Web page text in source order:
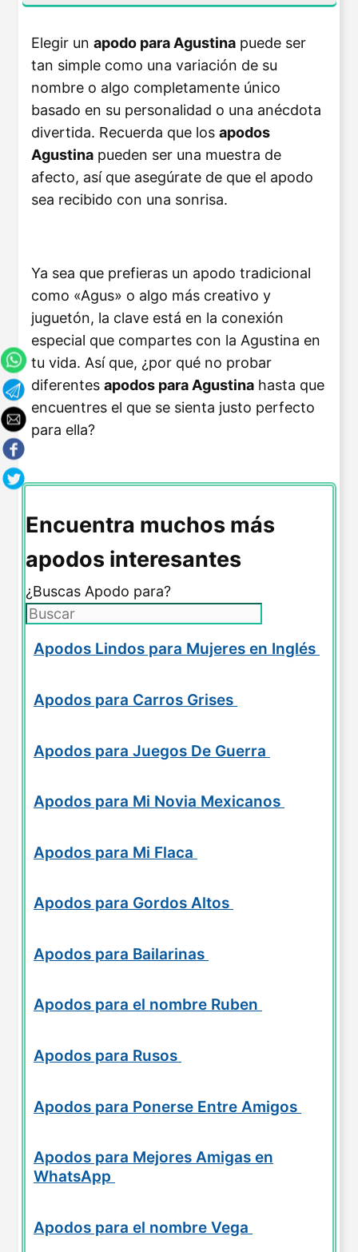
Elegir un apodo para Agustina puede ser
tan simple como una variación de su
nombre o algo completamente único
basado en su personalidad o una anécdota
divertida. Recuerda que los apodos
Agustina pueden ser una muestra de
afecto, así que asegúrate de que el apodo
sea recibido con una sonrisa.
Ya sea que prefieras un apodo tradicional
como «Agus» o algo más creativo y
juguetón, la clave está en la conexión
especial que compartes con la Agustina en
tu vida. Así que, ¿por qué no probar
diferentes apodos para Agustina hasta que
encuentres el que se sienta justo perfecto
para ella?
Encuentra muchos más
apodos interesantes
¿Buscas Apodo para?
Apodos Lindos para Mujeres en Inglés
Apodos para Carros Grises
Apodos para Juegos De Guerra
Apodos para Mi Novia Mexicanos
Apodos para Mi Flaca
Apodos para Gordos Altos
Apodos para Bailarinas
Apodos para el nombre Ruben
Apodos para Rusos
Apodos para Ponerse Entre Amigos
Apodos para Mejores Amigas en
WhatsApp
Apodos para el nombre Vega